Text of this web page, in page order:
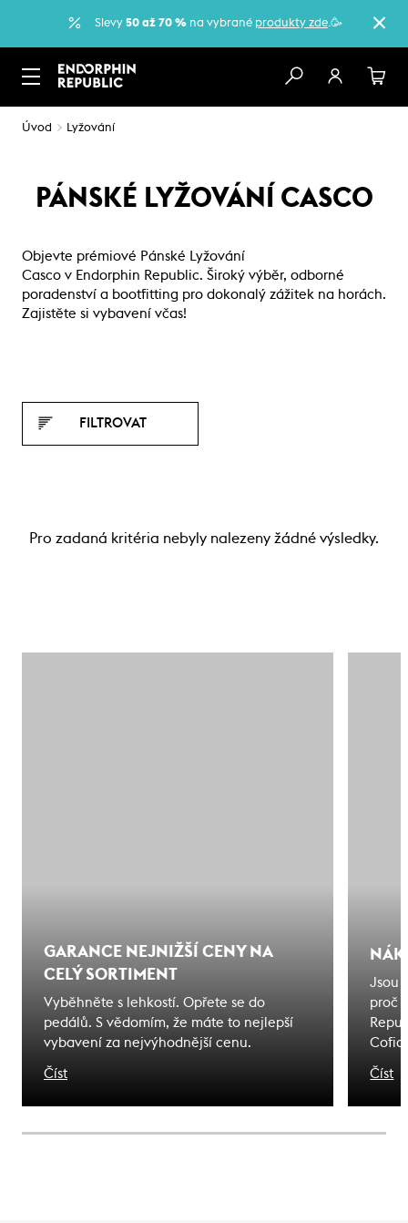
Slevy 50 až 70 % na vybrané produkty zde.🥳
Úvod Lyžování
PÁNSKÉ LYŽOVÁNÍ CASCO
Objevte prémiové Pánské Lyžování
Casco v Endorphin Republic. Široký výběr, odborné
poradenství a bootfitting pro dokonalý zážitek na horách.
Zajistěte si vybavení včas!
FILTROVAT
Pro zadaná kritéria nebyly nalezeny žádné výsledky.
GARANCE NEJNIŽŠÍ CENY NA
CELÝ SORTIMENT
Vyběhněte s lehkostí. Opřete se do
pedálů. S vědomím, že máte to nejlepší
vybavení za nejvýhodnější cenu.
Číst
Jsou
proč
na
Číst